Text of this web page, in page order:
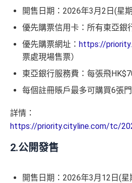
開售日期：2026年3月2日(星
優先購票信用卡：所有東亞銀
優先購票網址： https://
票處現場售票）
東亞銀行服務費：每張飛
每個註冊賬戶最多可購買6張
詳情：
https://priority.cityline.com/tc/
2.公開發售
開售日期：2026年3月12日(